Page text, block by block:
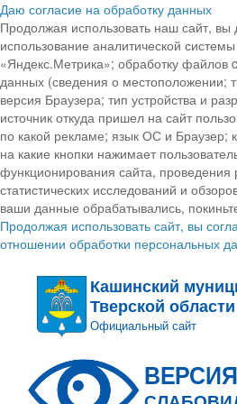
Даю согласие на обработку данных
Продолжая использовать наш сайт, вы
использование аналитической
«Яндекс.Метрика»; обработку файлов
данных (сведения о местоположении;
версия Браузера; тип устройства и
источник откуда пришел на сайт
по какой рекламе; язык ОС и Браузер;
на какие кнопки нажимает
функционирования сайта, проведения
статистических исследований и
ваши данные обрабатывались,
Продолжая использовать сайт, вы
отношении обработки персональных